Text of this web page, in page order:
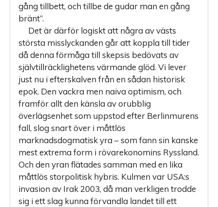
gång tillbett, och tillbe de gudar man en gång
bränt”.
Det är därför logiskt att några av västs
största misslyckanden går att koppla till tider
då denna förmåga till skepsis bedövats av
självtillräcklighetens värmande glöd. Vi lever
just nu i efterskalven från en sådan historisk
epok. Den vackra men naiva optimism, och
framför allt den känsla av orubblig
överlägsenhet som uppstod efter Berlinmurens
fall, slog snart över i måttlös
marknadsdogmatisk yra – som fann sin kanske
mest extrema form i rövarekonomins Ryssland.
Och den yran flätades samman med en lika
måttlös storpolitisk hybris. Kulmen var USA:s
invasion av Irak 2003, då man verkligen trodde
sig i ett slag kunna förvandla landet till ett